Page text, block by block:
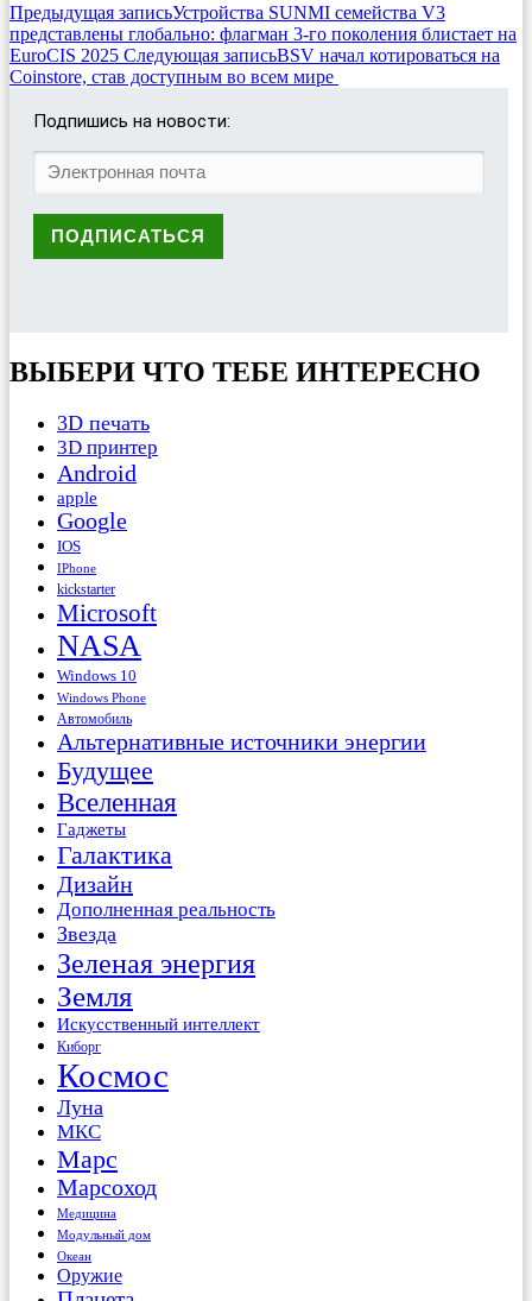
Предыдущая записьУстройства SUNMI семейства V3
представлены глобально: флагман 3-го поколения блистает на
EuroCIS 2025 Следующая записьBSV начал котироваться на
Coinstore, став доступным во всем мире
Подпишись на новости:
ВЫБЕРИ ЧТО ТЕБЕ ИНТЕРЕСНО
3D печать
3D принтер
Android
apple
Google
IOS
IPhone
kickstarter
Microsoft
NASA
Windows 10
Windows Phone
Автомобиль
Альтернативные источники энергии
Будущее
Вселенная
Гаджеты
Галактика
Дизайн
Дополненная реальность
Звезда
Зеленая энергия
Земля
Искусственный интеллект
Киборг
Космос
Луна
МКС
Марс
Марсоход
Медицина
Модульный дом
Океан
Оружие